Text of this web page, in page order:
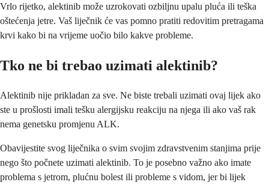
Vrlo rijetko, alektinib može uzrokovati ozbiljnu upalu pluća ili teška
oštećenja jetre. Vaš liječnik će vas pomno pratiti redovitim pretragama
krvi kako bi na vrijeme uočio bilo kakve probleme.
Tko ne bi trebao uzimati alektinib?
Alektinib nije prikladan za sve. Ne biste trebali uzimati ovaj lijek ako
ste u prošlosti imali tešku alergijsku reakciju na njega ili ako vaš rak
nema genetsku promjenu ALK.
Obavijestite svog liječnika o svim svojim zdravstvenim stanjima prije
nego što počnete uzimati alektinib. To je posebno važno ako imate
problema s jetrom, plućnu bolest ili probleme s vidom, jer bi lijek